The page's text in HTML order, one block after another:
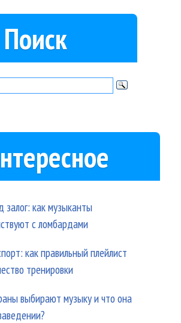
Поиск
залог: как музыканты
с ломбардами
как правильный плейлист
тренировки
выбирают музыку и что она